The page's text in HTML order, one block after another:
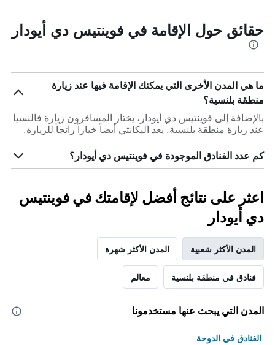
حقائق حول الإقامة في فوينتيس دي أيودار
ما هي المدن الأخرى التي يمكنك الإقامة فيها عند زيارة
منطقة بلنسية؟
بالإضافة إلى فوينتيس دي أيودار، يختار المسافرون زيارة فالنسيا
عند زيارة منطقة بلنسية. يعد اليكانتي أيضاً خياراً رائجاً للزيارة.
كم عدد الفنادق الموجودة في فوينتيس دي أيودار؟
اعثر على نتائج أفضل لإقامتك في فوينتيس
دي أيودار
المدن الأكثر شعبية المدن الأكثر شهرة
فنادق في منطقة بلنسية معالم
المدن التي يبحث عنها مستخدمونا
الفنادق في الدوحة